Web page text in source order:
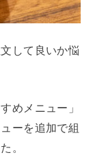
して良いか悩
めメニュー」
ーを追加で組
。